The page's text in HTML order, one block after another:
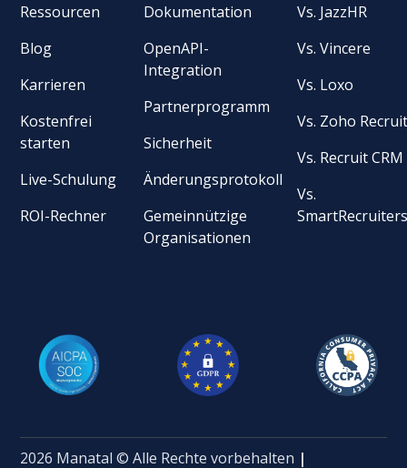
Ressourcen
Blog
Karrieren
Kostenfrei
starten
Live-Schulung
ROI-Rechner
Dokumentation
OpenAPI-
Integration
Partnerprogramm
Sicherheit
Änderungsprotokoll
Gemeinnützige
Organisationen
Vs. JazzHR
Vs. Vincere
Vs. Loxo
Vs. Zoho
Vs. Recruit CRM
Vs.
2026 Manatal © Alle Rechte vorbehalten |